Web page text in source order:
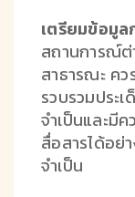
เตรียมข้อมูล
สถานการณ์ต่
สาธารณะ คว
รวบรวมประ
จำเป็นและมี
สื่อสารได้อย่
จำเป็น